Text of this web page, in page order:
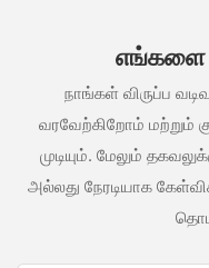
எங்களை
நாங்கள் விருப்ப
வரவேற்கிறோம் மற்றும்
முடியும். மேலும்
அல்லது நேரடியாக